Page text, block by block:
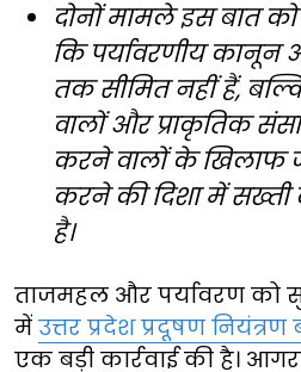
दोनों मामले इस बात
कि पर्यावरणीय
तक सीमित नहीं हैं,
वालों और प्राकृतिक
करने वालों के खिलाफ
करने की दिशा में सख्ती
है।
ताजमहल और पर्यावरण को
में उत्तर प्रदेश प्रदूषण नियंत्रण
एक बड़ी कार्रवाई की है।